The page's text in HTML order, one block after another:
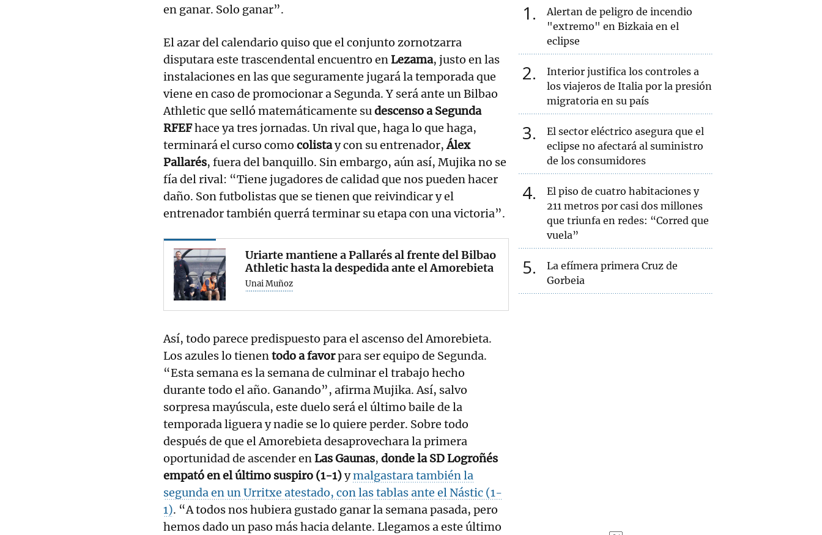
en ganar. Solo ganar”.
El azar del calendario quiso que el conjunto zornotzarra
disputara este trascendental encuentro enLezama, justo en las
instalaciones en las que seguramente jugará la temporada que
viene en caso de promocionar a Segunda. Y será ante un Bilbao
Athletic que selló matemáticamente sudescenso a Segunda
RFEFhace ya tres jornadas. Un rival que, haga lo que haga,
terminará el curso como colistay con su entrenador,Álex
Pallarés, fuera del banquillo. Sin embargo, aún así, Mujika no se
fía del rival: “Tiene jugadores de calidad que nos pueden hacer
daño. Son futbolistas que se tienen que reivindicar y el
entrenador también querrá terminar su etapa con una victoria”.
Uriarte mantiene a Pallarés al frente del Bilbao
Athletic hasta la despedida ante el Amorebieta
Unai Muñoz
Así, todo parece predispuesto para el ascenso del Amorebieta.
Los azules lo tienentodo a favorpara ser equipo de Segunda.
“Esta semana es la semana de culminar el trabajo hecho
durante todo el año. Ganando”, afirma Mujika. Así, salvo
sorpresa mayúscula, este duelo será el último baile de la
temporada liguera y nadie se lo quiere perder. Sobre todo
después de que el Amorebieta desaprovechara la primera
oportunidad de ascender enLas Gaunas, donde la SD Logroñés
empató en el último suspiro (1-1)ymalgastara también la
segunda en un Urritxe atestado, con las tablas ante el Nástic (1-
1). “A todos nos hubiera gustado ganar la semana pasada, pero
hemos dado un paso más hacia delante. Llegamos a este último
1
Alertan de peligro de incendio
"extremo" en Bizkaia en el
eclipse
2
Interior justifica los controles a
los viajeros de Italia por la presión
migratoria en su país
3
El sector eléctrico asegura que el
eclipse no afectará al suministro
de los consumidores
4
El piso de cuatro habitaciones y
211 metros por casi dos millones
que triunfa en redes: “Corred que
vuela”
5
La efímera primera Cruz de
Gorbeia